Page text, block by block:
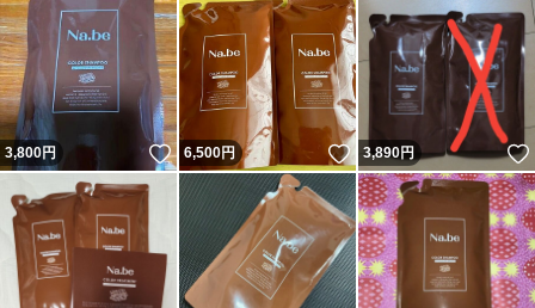
3,800円 いいね！
6,500円 いいね！
3,890円